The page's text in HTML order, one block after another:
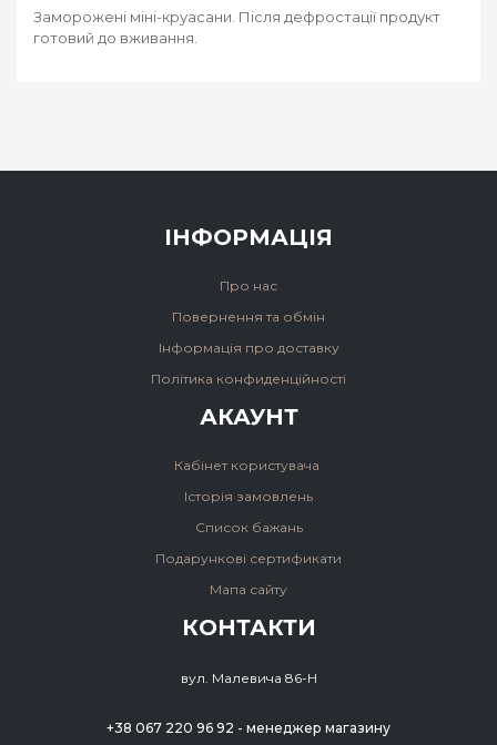
Заморожені міні-круасани. Після дефростації продукт
готовий до вживання.
ІНФОРМАЦІЯ
Про нас
Повернення та обмін
Інформація про доставку
Політика конфиденційності
АКАУНТ
Кабінет користувача
Історія замовлень
Список бажань
Подарункові сертификати
Мапа сайту
КОНТАКТИ
вул. Малевича 86-Н
+38 067 220 96 92 - менеджер магазину